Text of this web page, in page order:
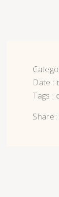
Date :
Tags :
Share :